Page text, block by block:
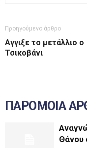
Προηγούμενο άρθρο
Αγγιξε το μετάλλιο ο
Τσικοβάνι
ΠΑΡΟΜΟΙΑ
Θάνου